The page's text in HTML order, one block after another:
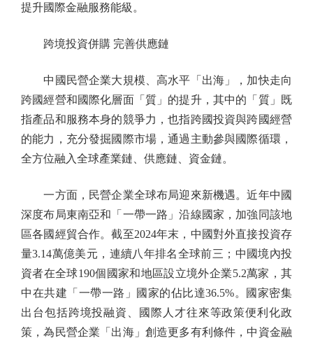
提升國際金融服務能級。
跨境投資併購 完善供應鏈
中國民營企業大規模、高水平「出海」，加快走向
跨國經營和國際化層面「質」的提升，其中的「質」既
指產品和服務本身的競爭力，也指跨國投資與跨國經營
的能力，充分發掘國際市場，通過主動參與國際循環，
全方位融入全球產業鏈、供應鏈、資金鏈。
一方面，民營企業全球布局迎來新機遇。近年中國
深度布局東南亞和「一帶一路」沿線國家，加強同該地
區各國經貿合作。截至2024年末，中國對外直接投資存
量3.14萬億美元，連續八年排名全球前三；中國境內投
資者在全球190個國家和地區設立境外企業5.2萬家，其
中在共建「一帶一路」國家的佔比達36.5%。國家密集
出台包括跨境投融資、國際人才往來等政策便利化政
策，為民營企業「出海」創造更多有利條件，中資金融